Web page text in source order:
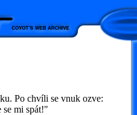
Po chvíli se vnuk ozve:
mi spát!"